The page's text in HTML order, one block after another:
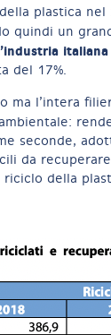
plastica
quindi un
del 17%.
l’intera
seconde,
da
della